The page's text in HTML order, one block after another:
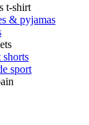
t-shirt
& pyjamas
shorts
sport